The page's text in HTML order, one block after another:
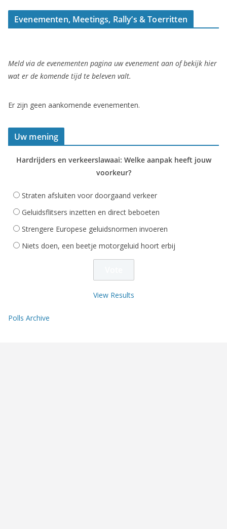
Evenementen, Meetings, Rally’s & Toerritten
Meld via de evenementen pagina uw evenement aan of bekijk hier
wat er de komende tijd te beleven valt.
Er zijn geen aankomende evenementen.
Uw mening
Hardrijders en verkeerslawaai: Welke aanpak heeft jouw
voorkeur?
Straten afsluiten voor doorgaand verkeer
Geluidsflitsers inzetten en direct beboeten
Strengere Europese geluidsnormen invoeren
Niets doen, een beetje motorgeluid hoort erbij
View Results
Polls Archive